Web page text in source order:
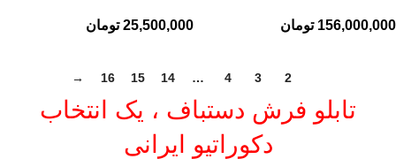
156,000,000 تومان 25,500,000 تومان
2
3
4
…
14
15
16
→
تابلو فرش دستباف ، یک انتخاب
دکوراتیو ایرانی